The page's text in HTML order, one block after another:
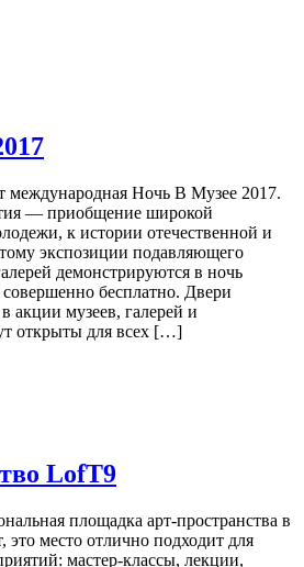
международная Ночь В Музее 2017.
— приобщение широкой
к истории отечественной и
экспозиции подавляющего
демонстрируются в ночь
совершенно бесплатно. Двери
музеев, галерей и
открыты для всех […]
LofT9
площадка арт-пространства в
место отлично подходит для
мастер-классы, лекции,